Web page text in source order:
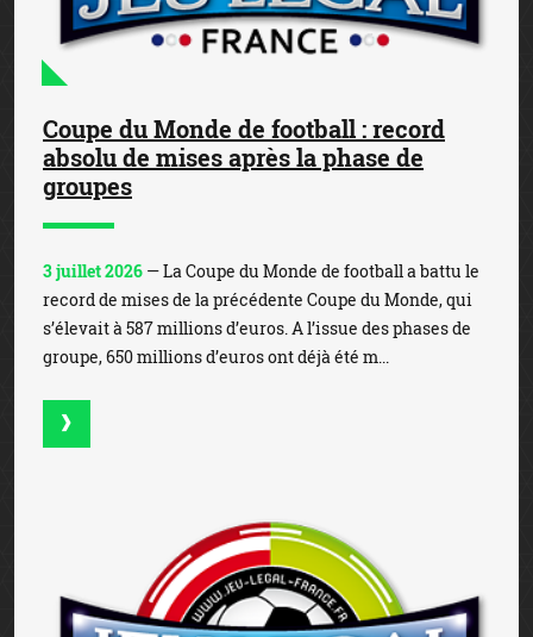
Coupe du Monde de football : record
absolu de mises après la phase de
groupes
3 juillet 2026 — La Coupe du Monde de football a battu le
record de mises de la précédente Coupe du Monde, qui
s’élevait à 587 millions d’euros. A l’issue des phases de
groupe, 650 millions d’euros ont déjà été m...